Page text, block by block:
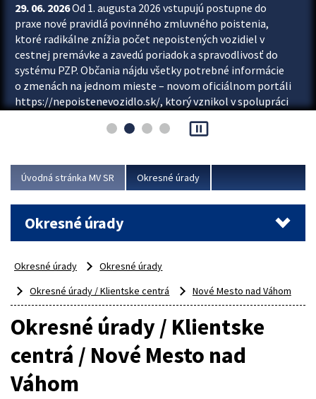
29. 06. 2026Od 1. augusta 2026 vstupujú postupne do
praxe nové pravidlá povinného zmluvného poistenia,
ktoré radikálne znížia počet nepoistených vozidiel v
cestnej premávke a zavedú poriadok a spravodlivosť do
systému PZP. Občania nájdu všetky potrebné informácie
o zmenách na jednom mieste – novom oficiálnom portáli
https://nepoistenevozidlo.sk/, ktorý vznikol v spolupráci
asociácie poisťovní (SLASPO) a Ministerstva vnútra SR.
Viac
pause_presentation
Úvodná stránka MV SR Okresné úrady
Okresné úrady
Okresné úrady
Okresné úrady
Okresné úrady / Klientske centrá
Nové Mesto nad Váhom
Okresné úrady / Klientske
centrá / Nové Mesto nad
Váhom